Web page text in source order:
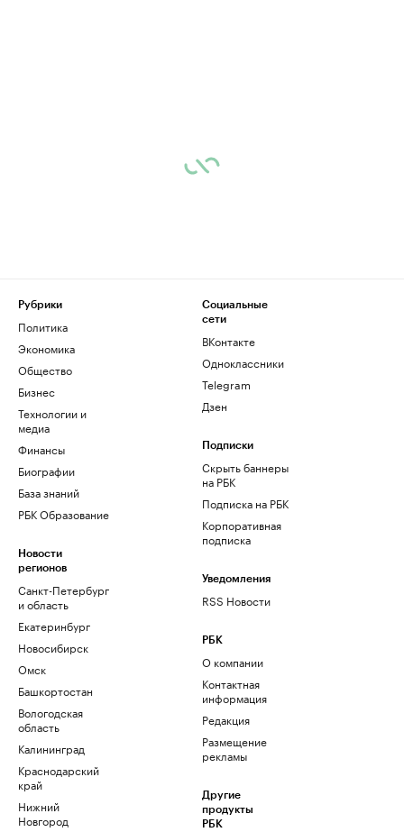
Рубрики
Политика
Экономика
Общество
Бизнес
Технологии и
медиа
Финансы
Биографии
База знаний
РБК Образование
Новости
регионов
Санкт-Петербург
и область
Екатеринбург
Новосибирск
Омск
Башкортостан
Вологодская
область
Калининград
Краснодарский
край
Нижний
Новгород
Социальные
сети
ВКонтакте
Одноклассники
Telegram
Дзен
Подписки
Скрыть баннеры
на РБК
Подписка на РБК
Корпоративная
подписка
Уведомления
RSS Новости
РБК
О компании
Контактная
информация
Редакция
Размещение
рекламы
Другие
продукты
РБК